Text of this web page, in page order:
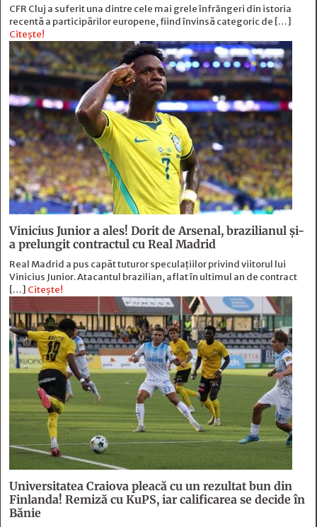
CFR Cluj a suferit una dintre cele mai grele înfrângeri din istoria
recentă a participărilor europene, fiind învinsă categoric de […]
Citește!
Vinicius Junior a ales! Dorit de Arsenal, brazilianul și-
a prelungit contractul cu Real Madrid
Real Madrid a pus capăt tuturor speculațiilor privind viitorul lui
Vinicius Junior. Atacantul brazilian, aflat în ultimul an de contract
[…] Citește!
Universitatea Craiova pleacă cu un rezultat bun din
Finlanda! Remiză cu KuPS, iar calificarea se decide în
Bănie